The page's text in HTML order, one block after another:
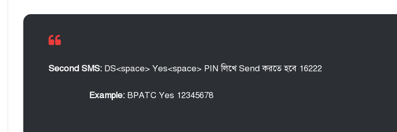
Second SMS: DS<space> Yes<space> PIN লিখে Send করতে হবে 16222
Example: BPATC Yes 12345678